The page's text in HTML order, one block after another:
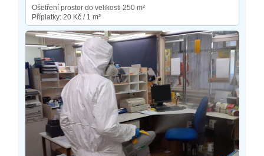
Ošetření prostor do velikosti 250 m²
Příplatky: 20 Kč / 1 m²